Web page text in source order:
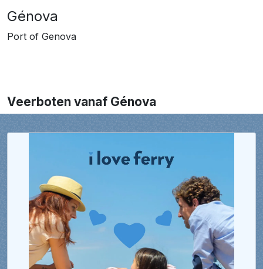
Génova
Port of Genova
Veerboten vanaf Génova